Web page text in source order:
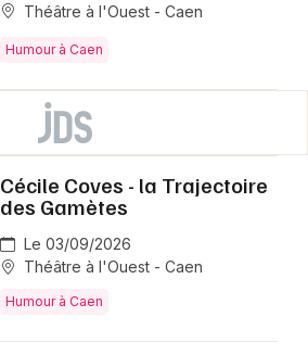
Théâtre à l'Ouest - Caen
Humour à Caen
Cécile Coves - la Trajectoire
des Gamètes
Le 03/09/2026
Théâtre à l'Ouest - Caen
Humour à Caen